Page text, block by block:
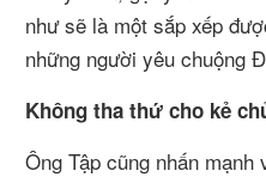
như sẽ là một sắp xếp
những người yêu chuộng
Không tha thứ cho kẻ
Ông Tập cũng nhấn